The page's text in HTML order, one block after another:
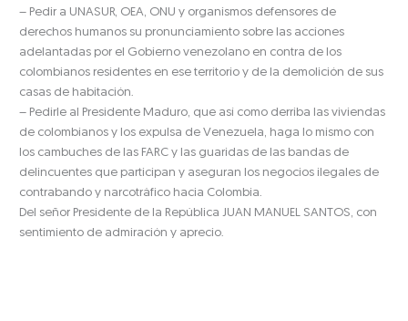
– Pedir a UNASUR, OEA, ONU y organismos defensores de
derechos humanos su pronunciamiento sobre las acciones
adelantadas por el Gobierno venezolano en contra de los
colombianos residentes en ese territorio y de la demolición de sus
casas de habitación.
– Pedirle al Presidente Maduro, que así como derriba las viviendas
de colombianos y los expulsa de Venezuela, haga lo mismo con
los cambuches de las FARC y las guaridas de las bandas de
delincuentes que participan y aseguran los negocios ilegales de
contrabando y narcotráfico hacia Colombia.
Del señor Presidente de la República JUAN MANUEL SANTOS, con
sentimiento de admiración y aprecio.